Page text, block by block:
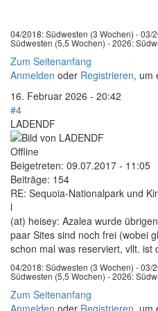
04/2018: Südwesten (3 Wochen) - 03/
Südwesten (5,5 Wochen) - 2026:
Zum Seitenanfang
Anmelden oder Registrieren, um
16. Februar 2026 - 20:42
#4
LADENDF
Offline
Beigetreten: 09.07.2017 - 11:05
Beiträge: 154
RE: Sequoia-Nationalpark und
l
(at) heisey: Azalea wurde
paar Sites sind noch frei (wobei
schon mal was reserviert, vllt. ist
04/2018: Südwesten (3 Wochen) - 03/
Südwesten (5,5 Wochen) - 2026:
Zum Seitenanfang
Anmelden oder Registrieren ,